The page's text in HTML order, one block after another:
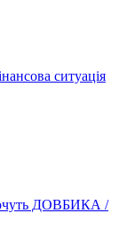
ситуація
ДОВБИКА /